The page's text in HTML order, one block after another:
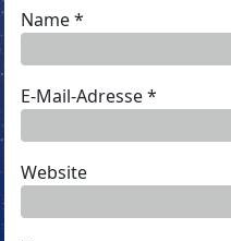
Name*
E-Mail-Adresse*
Website